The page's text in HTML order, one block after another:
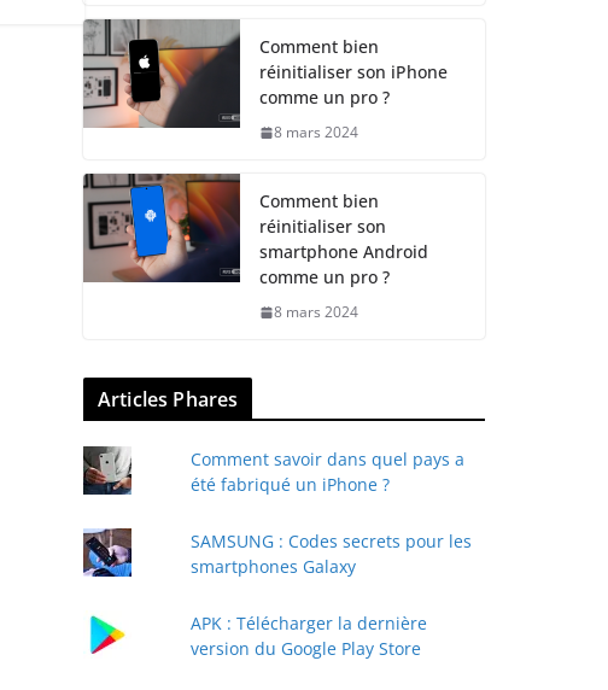
Comment bien
réinitialiser son iPhone
comme un pro ?
8 mars 2024
Comment bien
réinitialiser son
smartphone Android
comme un pro ?
8 mars 2024
Articles Phares
Comment savoir dans quel pays a
été fabriqué un iPhone ?
SAMSUNG : Codes secrets pour les
smartphones Galaxy
APK : Télécharger la dernière
version du Google Play Store